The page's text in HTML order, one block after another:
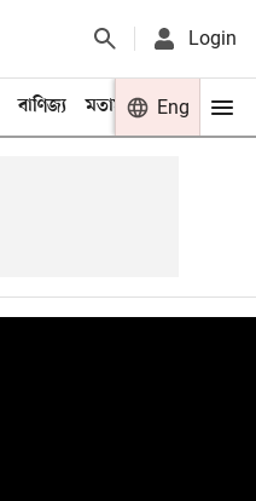
Login
বাণিজ্য মতামত খেলা
Eng